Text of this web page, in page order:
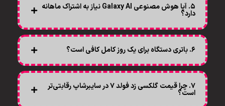
۵. آیا هوش مصنوعی Galaxy AI نیاز به اشتراک ماهانه
دارد؟
۶. باتری دستگاه برای یک روز کامل کافی است؟
۷. چرا قیمت گلکسی زد فولد ۷ در سایبرشاپ رقابتی‌تر
است؟